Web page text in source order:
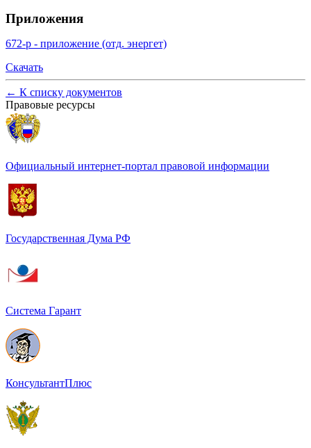
Приложения
672-р - приложение (отд. энергет)
Скачать
← К списку документов
Правовые ресурсы
Официальный интернет-портал правовой информации
Государственная Дума РФ
Система Гарант
КонсультантПлюс